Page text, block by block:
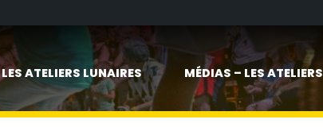
LES ATELIERS LUNAIRES MÉDIAS – LES ATELIERS